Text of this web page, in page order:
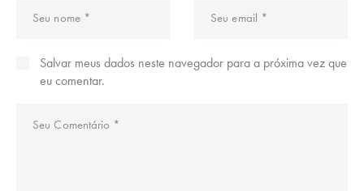
Salvar meus dados neste navegador para a próxima vez que
eu comentar.